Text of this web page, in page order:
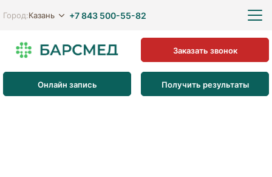
Город:Казань +7 843 500-55-82
Онлайн запись Получить результаты
Заказать звонок